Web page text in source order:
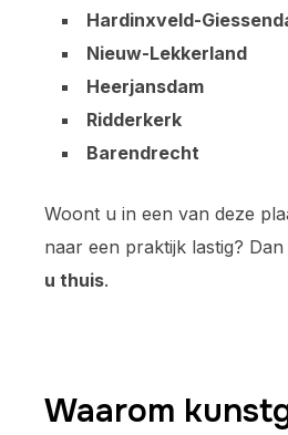
Hardinxveld-
Nieuw-Lekkerland
Heerjansdam
Ridderkerk
Barendrecht
Woont u in een van deze
naar een praktijk lastig?
u thuis.
Waarom